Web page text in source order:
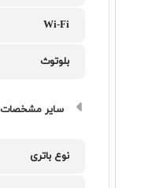
Wi-Fi
بلوتوث
سایر مشخصات
نوع باتری